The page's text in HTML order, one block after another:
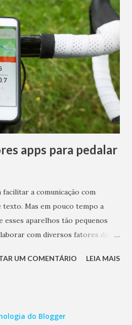
apps para pedalar
a comunicação com
texto. Mas em pouco tempo a
aparelhos tão pequenos
com diversos fatores da
ou está planejando aderir a
UM COMENTÁRIO LEIA MAIS
do Blogger